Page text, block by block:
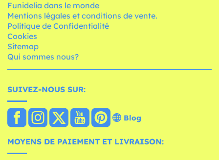
Funidelia dans le monde
Mentions légales et conditions de vente.
Politique de Confidentialité
Cookies
Sitemap
Qui sommes nous?
SUIVEZ-NOUS SUR:
Blog
MOYENS DE PAIEMENT ET LIVRAISON: